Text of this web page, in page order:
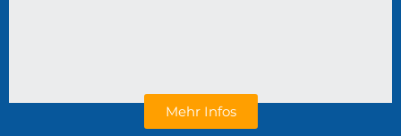
Mehr Infos